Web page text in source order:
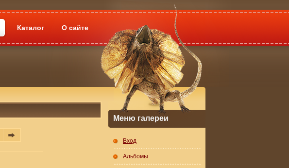
Каталог О сайте
Меню галереи
Вход
Альбомы